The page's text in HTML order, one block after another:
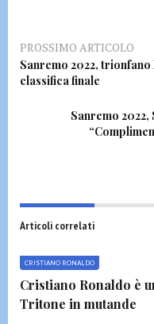
PROSSIMO ARTICOLO
Sanremo 2022,
classifica finale
Sanremo
Articoli correlati
CRISTIANO RONALDO
Cristiano Ronaldo è
Tritone in mutande